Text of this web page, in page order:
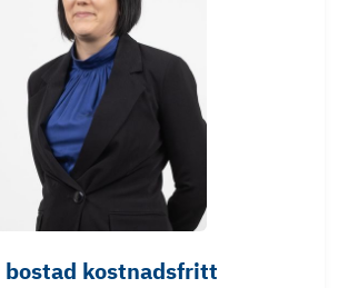
bostad kostnadsfritt